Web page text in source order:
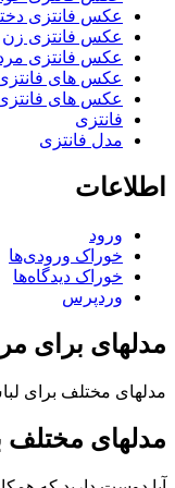
عکس فانتزی
عکس فانتزی زن
عکس فانتزی
عکس های
عکس های فانتزی
فانتزی
مدل فانتزی
اطلاعات
ورود
خوراک ورودی‌ها
خوراک دیدگاه‌ها
وردپرس
مدلهای برای
مدلهای مختلف برای
مدلهای مختلف